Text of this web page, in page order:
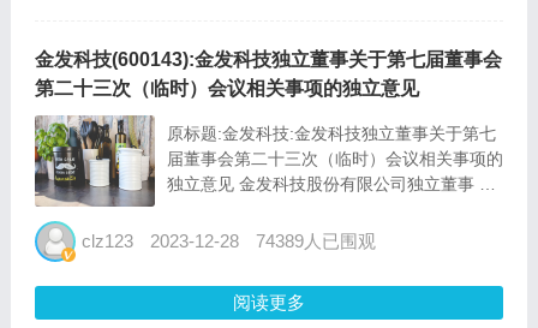
金发科技(600143):金发科技独立董事关于第七届董事会
第二十三次（临时）会议相关事项的独立意见
原标题:金发科技:金发科技独立董事关于第七
届董事会第二十三次（临时）会议相关事项的
独立意见 金发科技股份有限公司独立董事 关
关事项的独立意见 根据《中华人民共和国公
clz123 2023-12-28 74389人已围观
阅读更多